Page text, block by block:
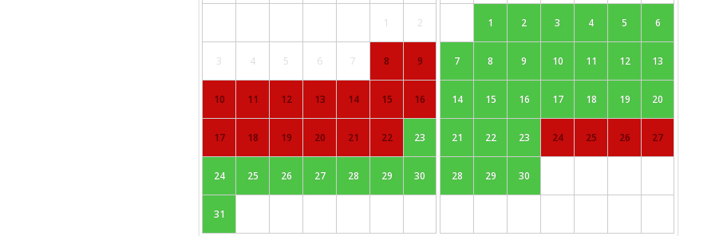
1 2
3 4 5 6 7 8 9
10 11 12 13 14 15 16
17 18 19 20 21 22 23
24 25 26 27 28 29 30
31
1 2 3 4 5 6
7 8 9 10 11 12 13
14 15 16 17 18 19 20
21 22 23 24 25 26 27
28 29 30